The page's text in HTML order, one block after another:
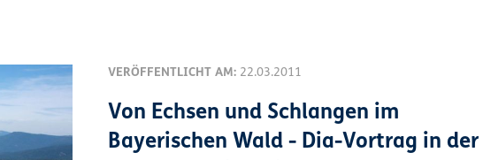
VERÖFFENTLICHT AM: 22.03.2011
Von Echsen und Schlangen im
Bayerischen Wald - Dia-Vortrag in der